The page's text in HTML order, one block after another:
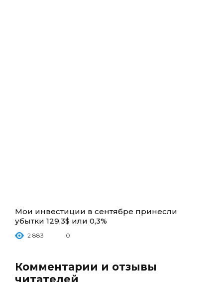
Мои инвестиции в сентябре принесли
убытки 129,3$ или 0,3%
2 883 0
Комментарии и отзывы
читателей